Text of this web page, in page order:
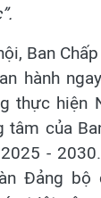
”.
Ban
hành
thực hiện
tâm của
-
Đảng